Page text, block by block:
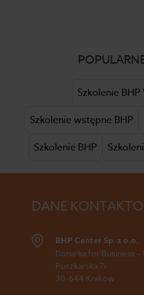
Szkolenie
Szkolenie wstępne BHP
Szkolenie BHP
DANE
BHP Center Sp. z o.o.
Bonarka for Business
Puszkarska 7i
30-644 Kraków